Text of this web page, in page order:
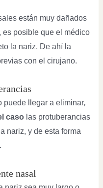
están muy dañados
es posible que el médico
la nariz. De ahí la
con el cirujano.
puede llegar a eliminar,
caso las protuberancias
nariz, y de esta forma
nasal